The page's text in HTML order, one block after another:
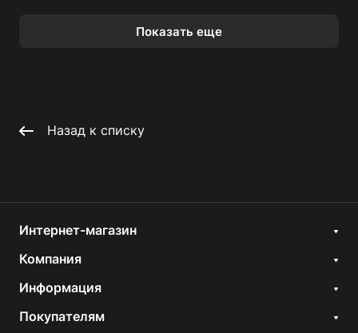
Показать еще
Назад к списку
Интернет-магазин
Компания
Информация
Покупателям